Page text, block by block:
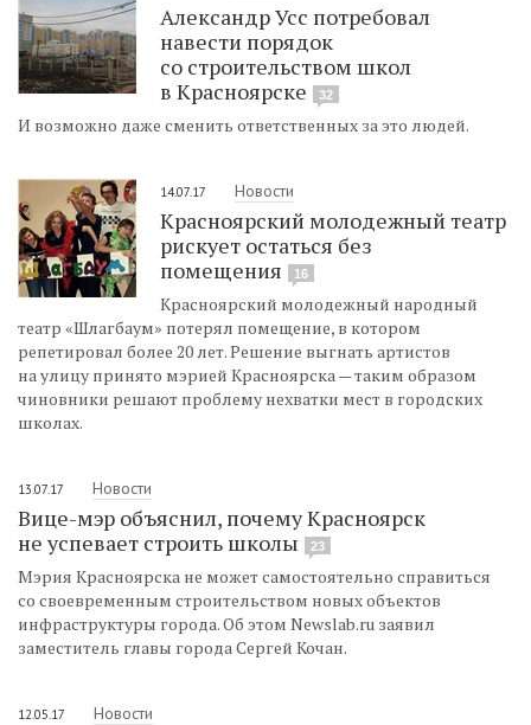
Александр Усс потребовал
навести порядок
со строительством школ
в Красноярске
32
И возможно даже сменить ответственных за это людей.
14.07.17 Новости
Красноярский молодежный театр
рискует остаться без
помещения
16
Красноярский молодежный народный
театр «Шлагбаум» потерял помещение, в котором
репетировал более 20 лет. Решение выгнать артистов
на улицу принято мэрией Красноярска — таким образом
чиновники решают проблему нехватки мест в городских
школах.
13.07.17 Новости
Вице-мэр объяснил, почему Красноярск
не успевает строить школы
23
Мэрия Красноярска не может самостоятельно справиться
со своевременным строительством новых объектов
инфраструктуры города. Об этом Newslab.ru заявил
заместитель главы города Сергей Кочан.
12.05.17 Новости